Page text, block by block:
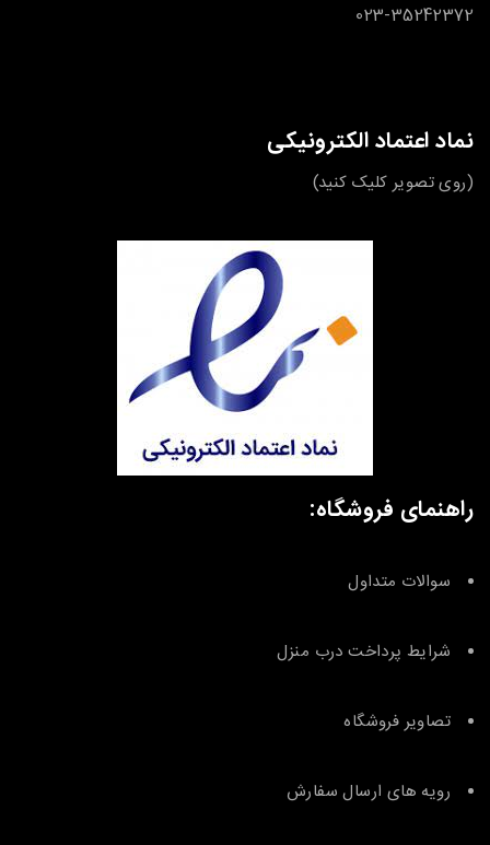
023-35242372
نماد اعتماد الکترونیکی
(روی تصویر کلیک کنید)
راهنمای فروشگاه:
سوالات متداول
شرایط پرداخت درب منزل
تصاویر فروشگاه
رویه های ارسال سفارش